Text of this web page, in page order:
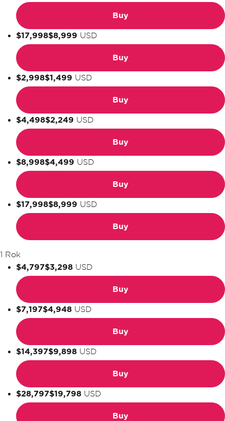
Buy
$17,998$8,999 USD
Buy
$2,998$1,499 USD
Buy
$4,498$2,249 USD
Buy
$8,998$4,499 USD
Buy
$17,998$8,999 USD
Buy
1 Rok
$4,797$3,298 USD
Buy
$7,197$4,948 USD
Buy
$14,397$9,898 USD
Buy
$28,797$19,798 USD
Buy